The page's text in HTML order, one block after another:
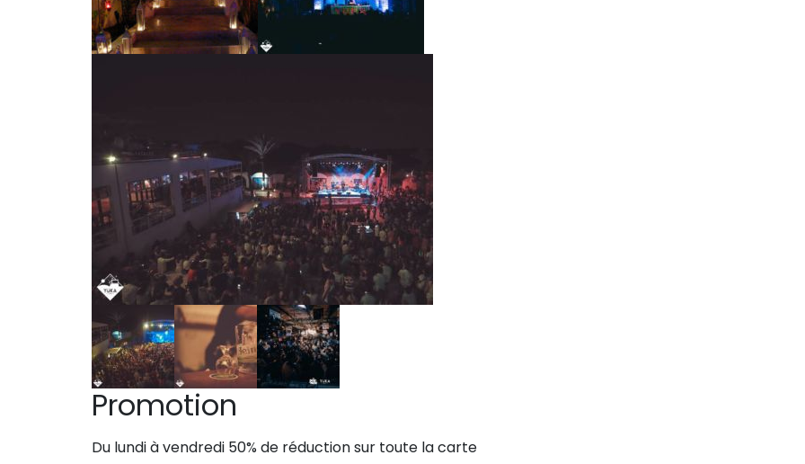
Promotion
Du lundi à vendredi 50% de réduction sur toute la carte